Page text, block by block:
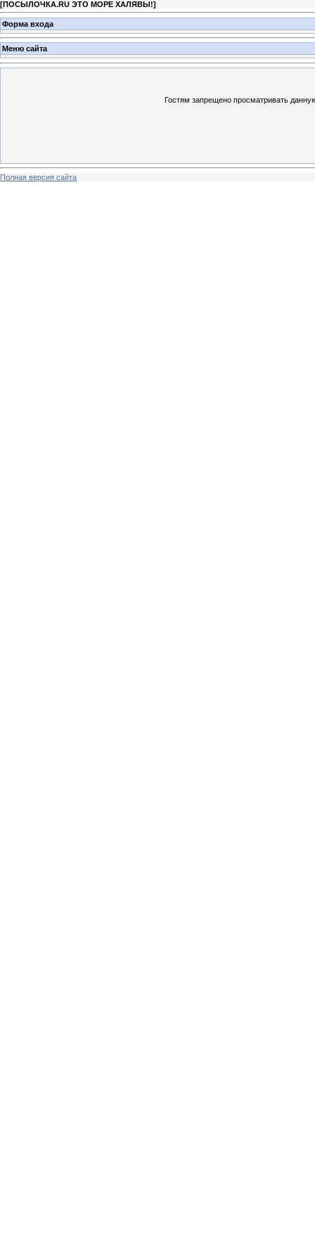
[ПОСЫЛОЧКА.RU ЭТО МОРЕ ХАЛЯВЫ!]
Форма входа
Меню сайта
Гостям запрещено просматривать
Полная версия сайта